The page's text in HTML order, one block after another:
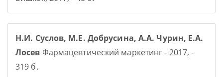
Н.И. Суслов, М.Е. Добрусина, А.А. Чурин, Е.А.
Лосев Фармацевтический маркетинг - 2017, -
319 б.